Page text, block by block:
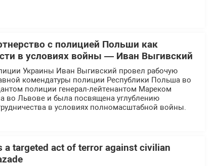
с полицией Польши как
в условиях войны — Иван Выгивский
Украины Иван Выгивский провел рабочую
комендатуры полиции Республики Польша во
полиции генерал-лейтенантом Мареком
во Львове и была посвящена углублению
в условиях полномасштабной войны.
a targeted act of terror against civilian